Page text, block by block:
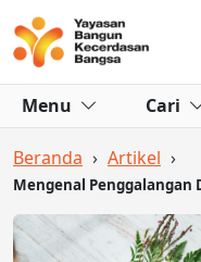
Menu Cari
Beranda › Artikel ›
Mengenal Penggalangan